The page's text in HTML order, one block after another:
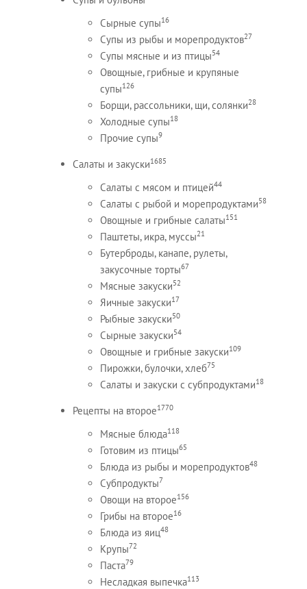
Сырные супы16
Супы из рыбы и морепродуктов27
Супы мясные и из птицы54
Овощные, грибные и крупяные
супы126
Борщи, рассольники, щи, солянки28
Холодные супы18
Прочие супы9
Салаты и закуски1685
Салаты с мясом и птицей44
Салаты с рыбой и морепродуктами58
Овощные и грибные салаты151
Паштеты, икра, муссы21
Бутерброды, канапе, рулеты,
закусочные торты67
Мясные закуски52
Яичные закуски17
Рыбные закуски50
Сырные закуски54
Овощные и грибные закуски109
Пирожки, булочки, хлеб75
Салаты и закуски с субпродуктами18
Рецепты на второе1770
Мясные блюда118
Готовим из птицы65
Блюда из рыбы и морепродуктов48
Субпродукты7
Овощи на второе156
Грибы на второе16
Блюда из яиц48
Крупы72
Паста79
Несладкая выпечка113